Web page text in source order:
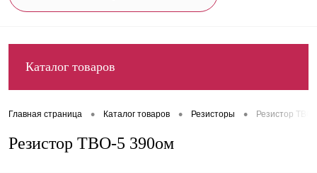
Каталог товаров
Главная страница • Каталог товаров • Резисторы • Резистор
Резистор ТВО-5 390ом